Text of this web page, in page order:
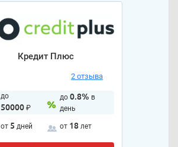
Кредит Плюс
2 отзыва
до
50000₽
до 0.8% в
день
от 5 дней от 18 лет